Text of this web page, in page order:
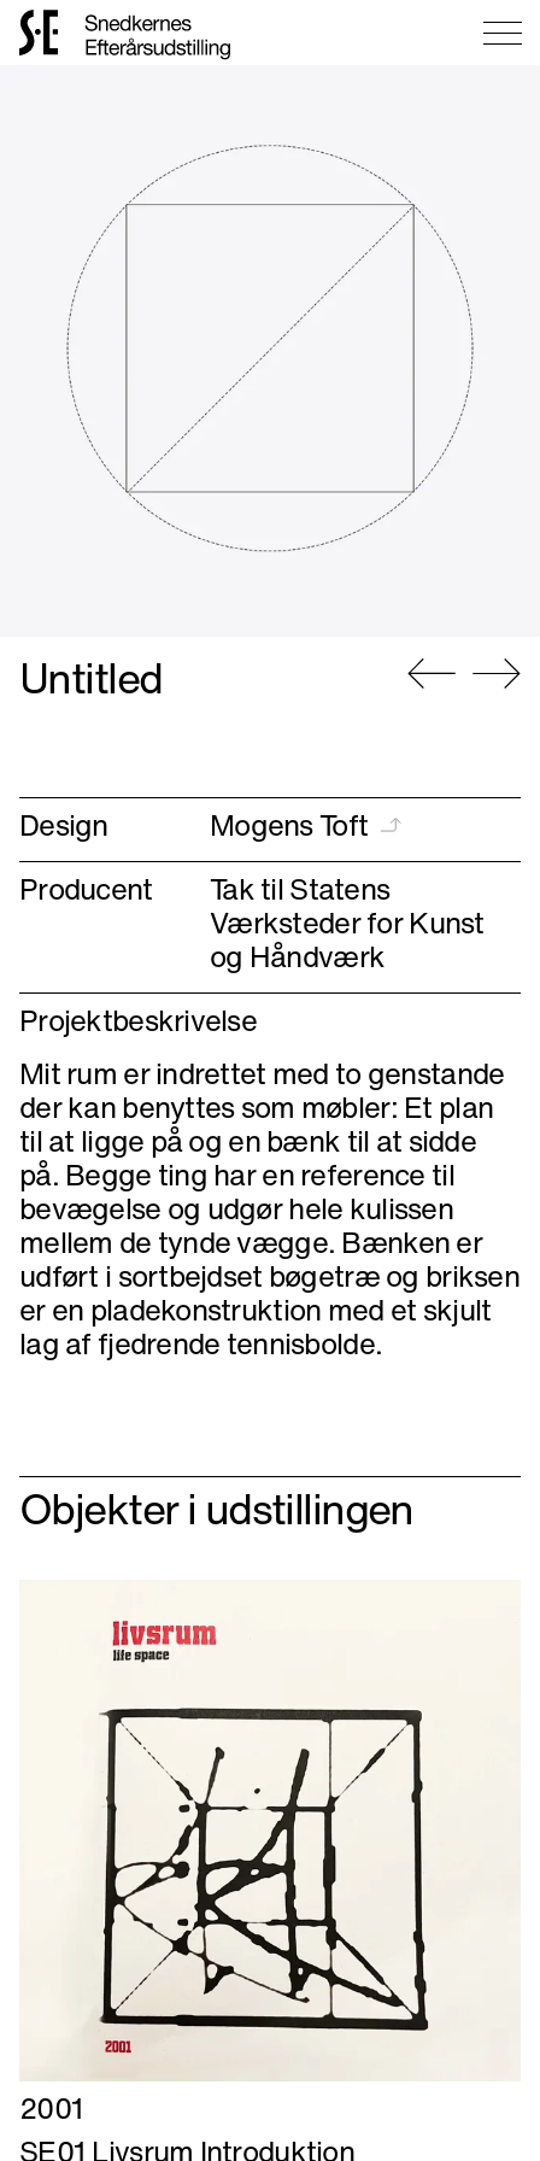
Untitled
Design
Mogens Toft
Producent
Tak til Statens
Værksteder for Kunst
og Håndværk
Projektbeskrivelse
Mit rum er indrettet med to genstande
der kan benyttes som møbler: Et plan
til at ligge på og en bænk til at sidde
på. Begge ting har en reference til
bevægelse og udgør hele kulissen
mellem de tynde vægge. Bænken er
udført i sortbejdset bøgetræ og briksen
er en pladekonstruktion med et skjult
lag af fjedrende tennisbolde.
Objekter i udstillingen
Læs
mere
om
2001
SE01 Livsrum Introduktion